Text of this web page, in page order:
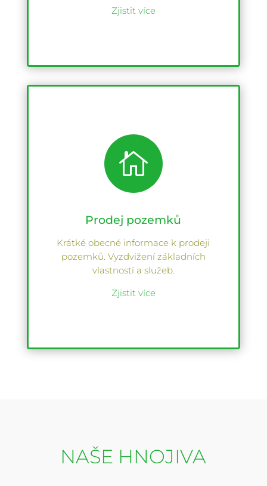
Zjistit více

Prodej pozemků
Krátké obecné informace k prodeji
pozemků. Vyzdvižení základních
vlastností a služeb.
Zjistit více
NAŠE HNOJIVA